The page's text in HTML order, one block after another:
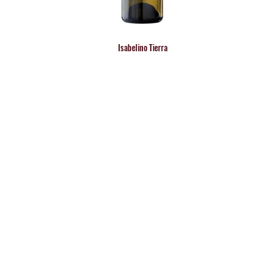
Isabelino Tierra